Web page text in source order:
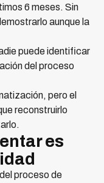
6 meses. Sin
aunque la
puede identificar
del proceso
pero el
reconstruirlo
es
proceso de